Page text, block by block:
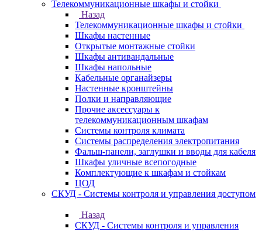
Телекоммуникационные шкафы и стойки
Назад
Телекоммуникационные шкафы и стойки
Шкафы настенные
Открытые монтажные стойки
Шкафы антивандальные
Шкафы напольные
Кабельные органайзеры
Настенные кронштейны
Полки и направляющие
Прочие аксессуары к
телекоммуникационным шкафам
Системы контроля климата
Системы распределения электропитания
Фальш-панели, заглушки и вводы для кабеля
Шкафы уличные всепогодные
Комплектующие к шкафам и стойкам
ЦОД
СКУД - Системы контроля и управления доступом
Назад
СКУД - Системы контроля и управления